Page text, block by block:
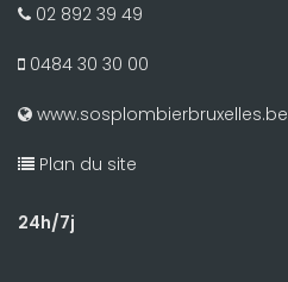
02 892 39 49
0484 30 30 00
www.sosplombierbruxelles.be
Plan du site
24h/7j